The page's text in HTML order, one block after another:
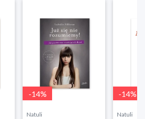
-14%
Natuli
-14%
Natuli